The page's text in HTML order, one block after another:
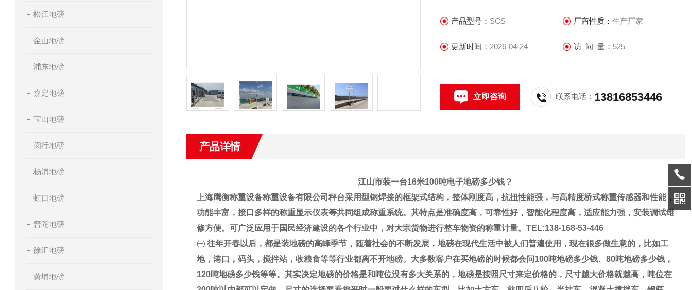
松江地磅
金山地磅
浦东地磅
嘉定地磅
宝山地磅
闵行地磅
杨浦地磅
虹口地磅
普陀地磅
徐汇地磅
黄埔地磅
大宗货物进行整车物资的称重计量。
产品型号： SCS 厂商性质： 生产厂家
更新时间： 2026-04-24 访 问 量： 525
立即咨询 联系电话： 13816853446
产品详情
江山市装一台16米100吨电子地磅多少钱？
上海鹰衡称重设备称重设备有限公司 秤台采用型钢焊接的框架式结构，整体刚度高，抗扭性能强，与高精度桥式称重传感器和性能，
功能丰富，接口多样的称重显示仪表等共同组成称重系统。其特点是准确度高，可靠性好，智能化程度高，适应能力强，安装调试维
修方便。可广泛应用于国民经济建设的各个行业中，对大宗货物进行整车物资的称重计量。 TEL:138-168-53-446
㈠ 往年开春以后，都是装地磅的高峰季节，随着社会的不断发展，地磅在现代生活中被人们普遍使用，现在很多做生意的，比如工
地，港口，码头，搅拌站，收粮食等等行业都离不开地磅。大多数客户在买地磅的时候都会问100吨地磅多少钱、 80吨地磅多少钱，
120吨地磅多少钱等等。其实决定地磅的价格是和吨位没有多大关系的，地磅是按照尺寸来定价格的，尺寸越大价格就越高，吨位在